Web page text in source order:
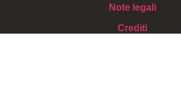
Note legali
Crediti